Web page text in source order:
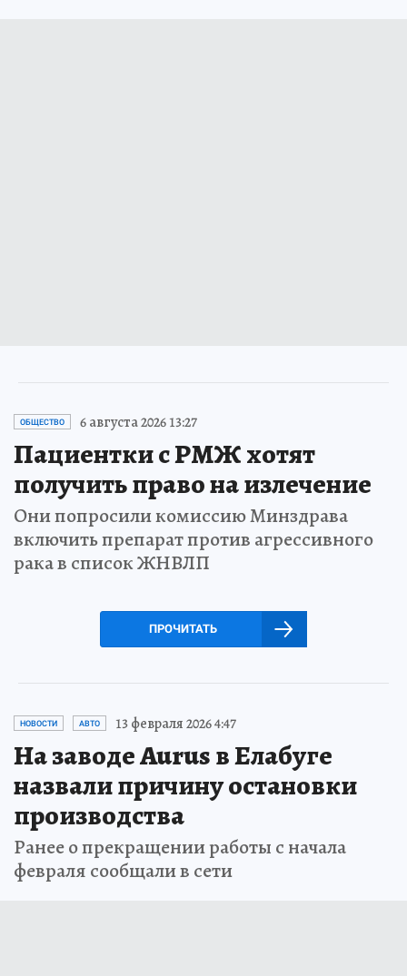
ОБЩЕСТВО 6 августа 2026 13:27
Пациентки с РМЖ хотят
получить право на излечение
Они попросили комиссию Минздрава
включить препарат против агрессивного
рака в список ЖНВЛП
ПРОЧИТАТЬ
НОВОСТИ АВТО 13 февраля 2026 4:47
На заводе Aurus в Елабуге
назвали причину остановки
производства
Ранее о прекращении работы с начала
февраля сообщали в сети